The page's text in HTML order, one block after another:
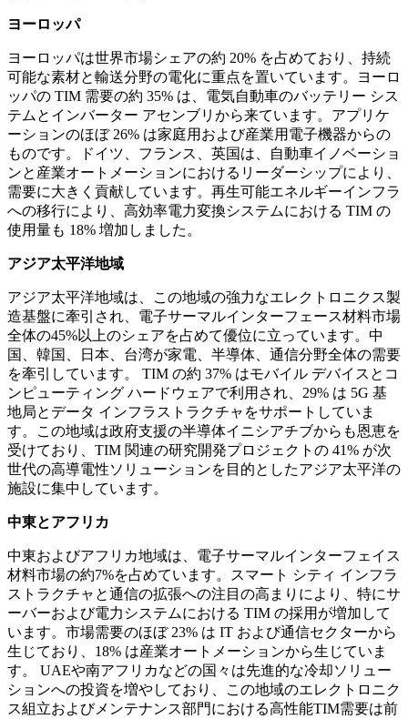
ヨーロッパ
ヨーロッパは世界市場シェアの約 20% を占めており、持続
可能な素材と輸送分野の電化に重点を置いています。ヨーロ
ッパの TIM 需要の約 35% は、電気自動車のバッテリー シス
テムとインバーター アセンブリから来ています。アプリケ
ーションのほぼ 26% は家庭用および産業用電子機器からの
ものです。ドイツ、フランス、英国は、自動車イノベーショ
ンと産業オートメーションにおけるリーダーシップにより、
需要に大きく貢献しています。再生可能エネルギーインフラ
への移行により、高効率電力変換システムにおける TIM の
使用量も 18% 増加しました。
アジア太平洋地域
アジア太平洋地域は、この地域の強力なエレクトロニクス製
造基盤に牽引され、電子サーマルインターフェース材料市場
全体の45%以上のシェアを占めて優位に立っています。中
国、韓国、日本、台湾が家電、半導体、通信分野全体の需要
を牽引しています。 TIM の約 37% はモバイル デバイスとコ
ンピューティング ハードウェアで利用され、29% は 5G 基
地局とデータ インフラストラクチャをサポートしていま
す。この地域は政府支援の半導体イニシアチブからも恩恵を
受けており、TIM 関連の研究開発プロジェクトの 41% が次
世代の高導電性ソリューションを目的としたアジア太平洋の
施設に集中しています。
中東とアフリカ
中東およびアフリカ地域は、電子サーマルインターフェイス
材料市場の約7%を占めています。スマート シティ インフラ
ストラクチャと通信の拡張への注目の高まりにより、特にサ
ーバーおよび電力システムにおける TIM の採用が増加して
います。市場需要のほぼ 23% は IT および通信セクターから
生じており、18% は産業オートメーションから生じていま
す。 UAEや南アフリカなどの国々は先進的な冷却ソリュー
ションへの投資を増やしており、この地域のエレクトロニク
ス組立およびメンテナンス部門における高性能TIM需要は前